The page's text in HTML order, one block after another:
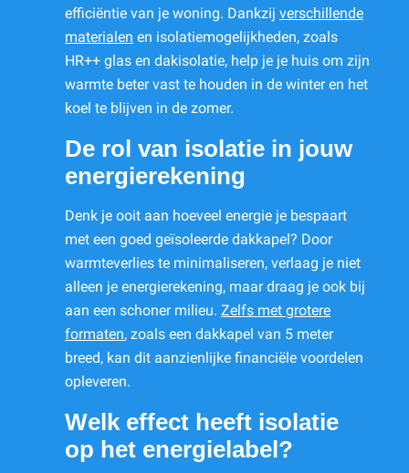
efficiëntie van je woning. Dankzij verschillende
materialen en isolatiemogelijkheden, zoals
HR++ glas en dakisolatie, help je je huis om zijn
warmte beter vast te houden in de winter en het
koel te blijven in de zomer.
De rol van isolatie in jouw
energierekening
Denk je ooit aan hoeveel energie je bespaart
met een goed geïsoleerde dakkapel? Door
warmteverlies te minimaliseren, verlaag je niet
alleen je energierekening, maar draag je ook bij
aan een schoner milieu. Zelfs met grotere
formaten, zoals een dakkapel van 5 meter
breed, kan dit aanzienlijke financiële voordelen
opleveren.
Welk effect heeft isolatie
op het energielabel?